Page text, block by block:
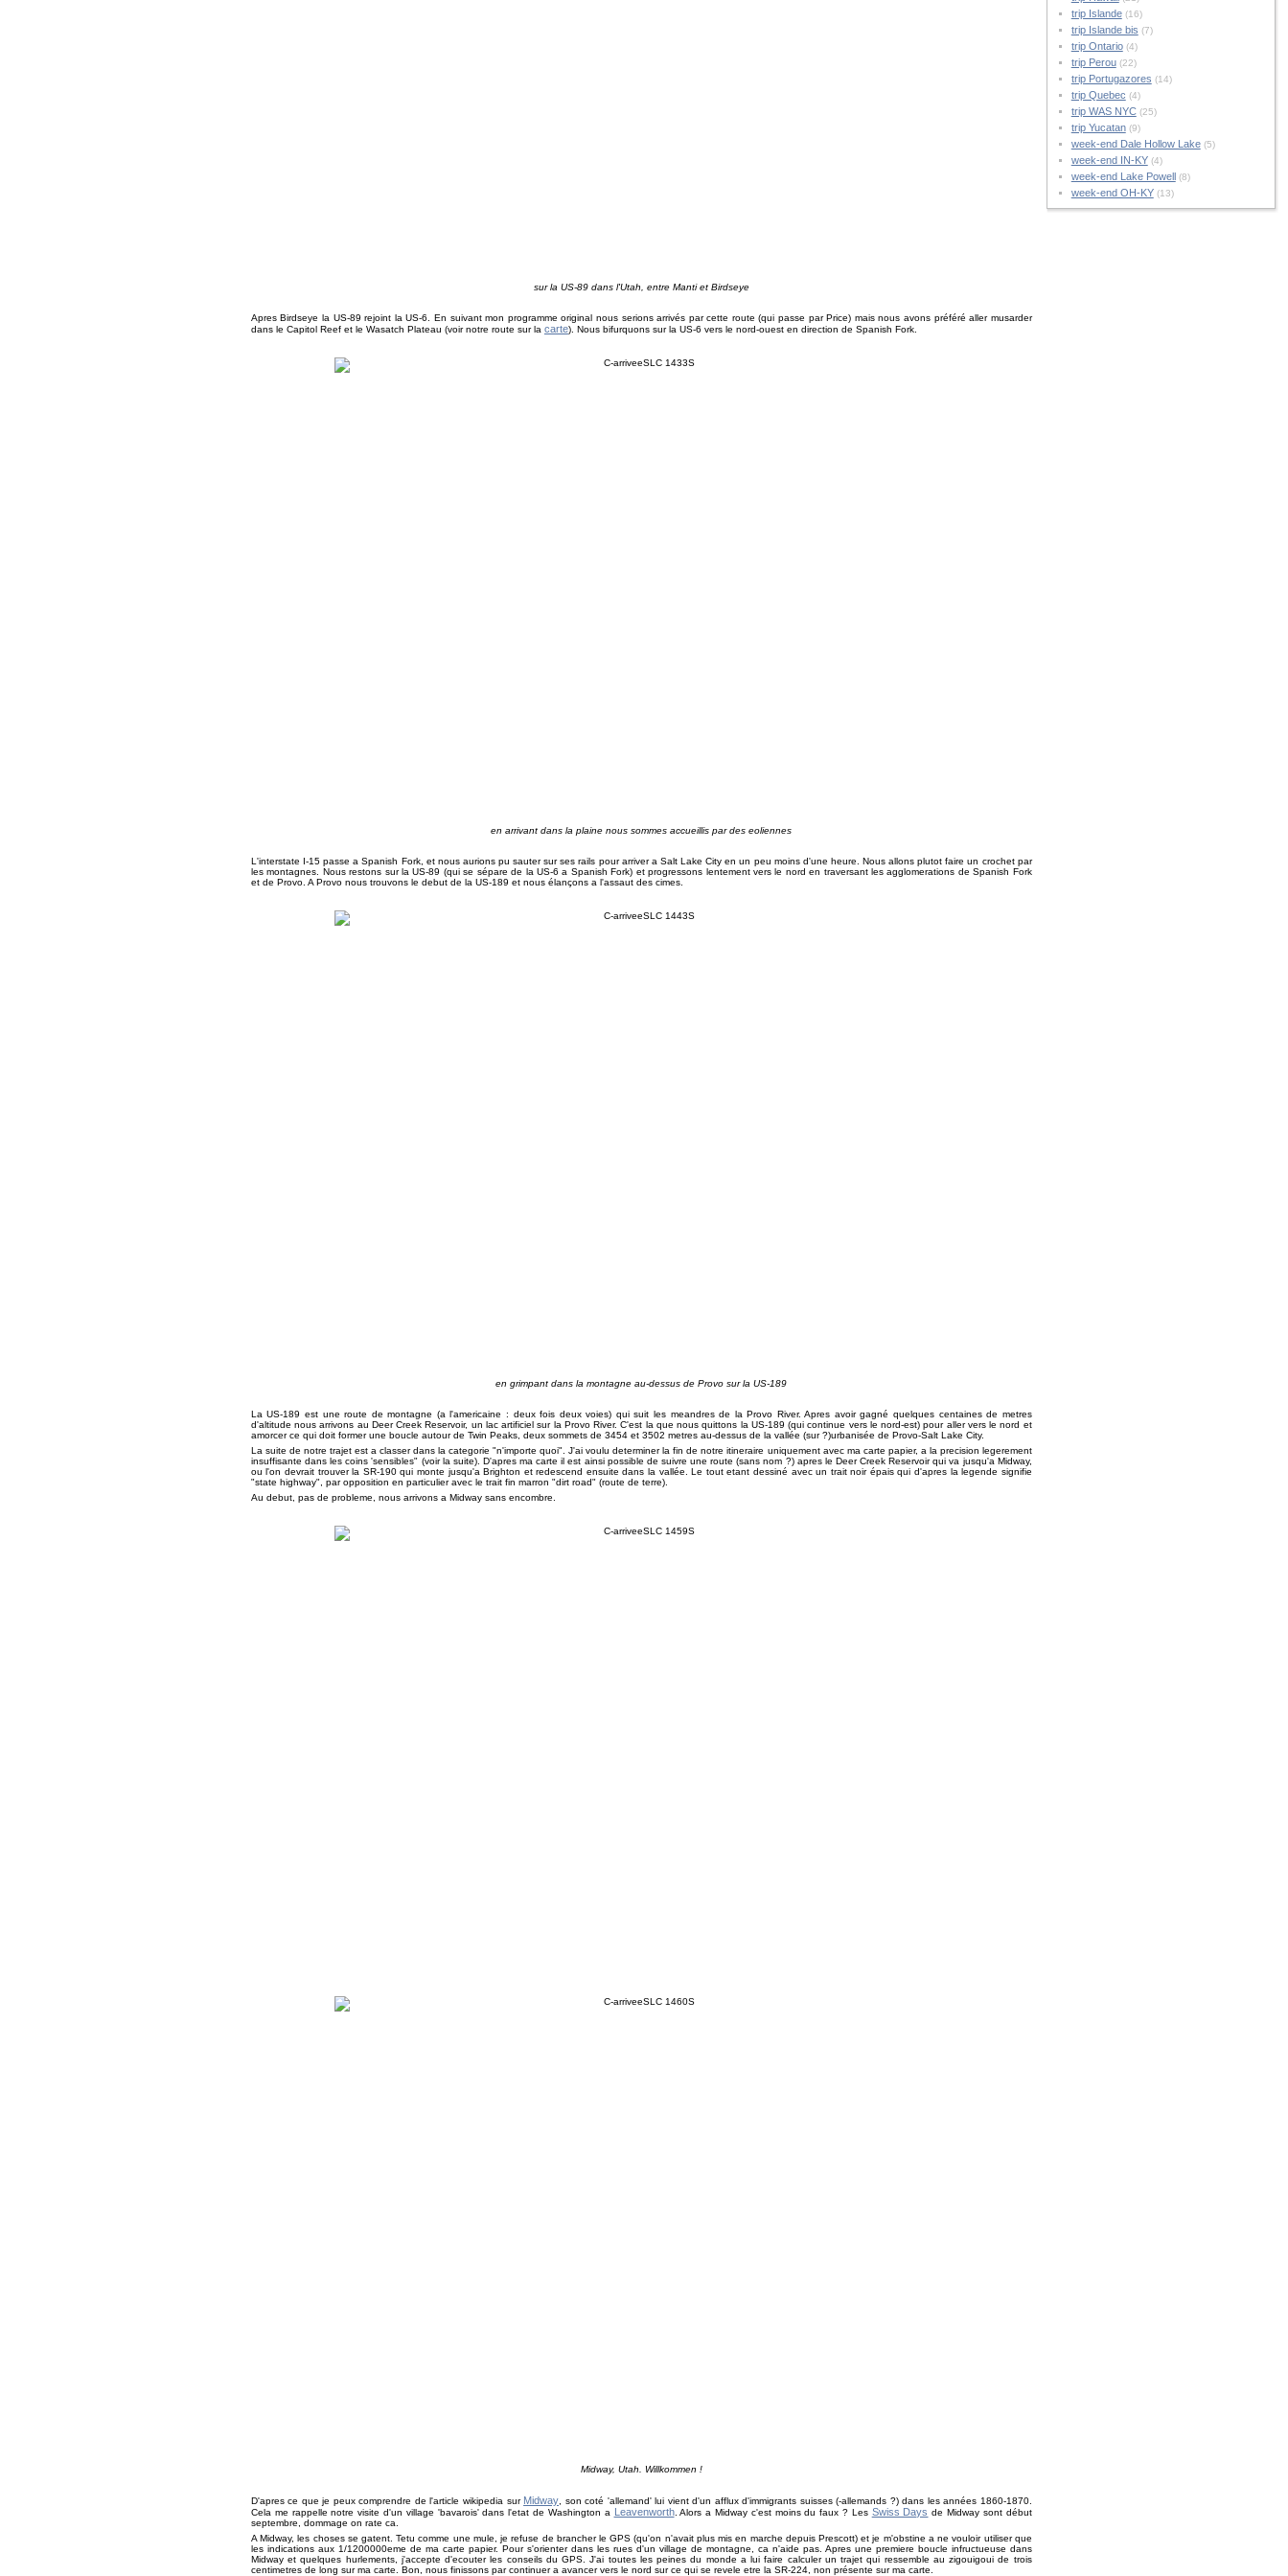
sur la US-89 dans l'Utah, entre Manti et Birdseye
Apres Birdseye la US-89 rejoint la US-6. En suivant mon programme original nous serions arrivés par cette route (qui passe par Price) mais nous avons préféré aller musarder
dans le Capitol Reef et le Wasatch Plateau (voir notre route sur la carte). Nous bifurquons sur la US-6 vers le nord-ouest en direction de Spanish Fork.
en arrivant dans la plaine nous sommes accueillis par des eoliennes
L'interstate I-15 passe a Spanish Fork, et nous aurions pu sauter sur ses rails pour arriver a Salt Lake City en un peu moins d'une heure. Nous allons plutot faire un crochet par
les montagnes. Nous restons sur la US-89 (qui se sépare de la US-6 a Spanish Fork) et progressons lentement vers le nord en traversant les agglomerations de Spanish Fork
et de Provo. A Provo nous trouvons le debut de la US-189 et nous élançons a l'assaut des cimes.
en grimpant dans la montagne au-dessus de Provo sur la US-189
La US-189 est une route de montagne (a l'americaine : deux fois deux voies) qui suit les meandres de la Provo River. Apres avoir gagné quelques centaines de metres
d'altitude nous arrivons au Deer Creek Reservoir, un lac artificiel sur la Provo River. C'est la que nous quittons la US-189 (qui continue vers le nord-est) pour aller vers le nord et
amorcer ce qui doit former une boucle autour de Twin Peaks, deux sommets de 3454 et 3502 metres au-dessus de la vallée (sur ?)urbanisée de Provo-Salt Lake City.
La suite de notre trajet est a classer dans la categorie "n'importe quoi". J'ai voulu determiner la fin de notre itineraire uniquement avec ma carte papier, a la precision legerement
insuffisante dans les coins 'sensibles" (voir la suite). D'apres ma carte il est ainsi possible de suivre une route (sans nom ?) apres le Deer Creek Reservoir qui va jusqu'a Midway,
ou l'on devrait trouver la SR-190 qui monte jusqu'a Brighton et redescend ensuite dans la vallée. Le tout etant dessiné avec un trait noir épais qui d'apres la legende signifie
"state highway", par opposition en particulier avec le trait fin marron "dirt road" (route de terre).
Au debut, pas de probleme, nous arrivons a Midway sans encombre.
Midway, Utah. Willkommen !
D'apres ce que je peux comprendre de l'article wikipedia sur Midway , son coté 'allemand' lui vient d'un afflux d'immigrants suisses (-allemands ?) dans les années 1860-1870.
Cela me rappelle notre visite d'un village 'bavarois' dans l'etat de Washington a Leavenworth. Alors a Midway c'est moins du faux ? Les Swiss Days de Midway sont début
septembre, dommage on rate ca.
A Midway, les choses se gatent. Tetu comme une mule, je refuse de brancher le GPS (qu'on n'avait plus mis en marche depuis Prescott) et je m'obstine a ne vouloir utiliser que
les indications aux 1/1200000eme de ma carte papier. Pour s'orienter dans les rues d'un village de montagne, ca n'aide pas. Apres une premiere boucle infructueuse dans
Midway et quelques hurlements, j'accepte d'ecouter les conseils du GPS. J'ai toutes les peines du monde a lui faire calculer un trajet qui ressemble au zigouigoui de trois
centimetres de long sur ma carte. Bon, nous finissons par continuer a avancer vers le nord sur ce qui se revele etre la SR-224, non présente sur ma carte.
trip Islande(16)
trip Islande bis (7)
trip Ontario(4)
trip Perou(22)
trip Portugazores (14)
trip Quebec (4)
trip WAS NYC(25)
trip Yucatan(9)
week-end Dale Hollow Lake(5)
week-end IN-KY(4)
week-end Lake Powell (8)
week-end OH-KY(13)